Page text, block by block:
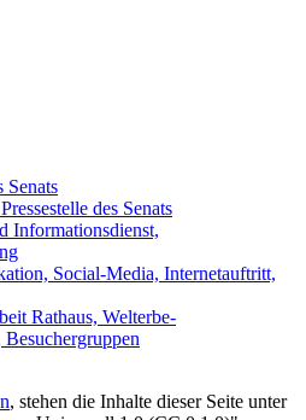
Senats
des Senats
Informationsdienst,
Social-Media, Internetauftritt,
Rathaus, Welterbe-
, stehen die Inhalte dieser Seite unter